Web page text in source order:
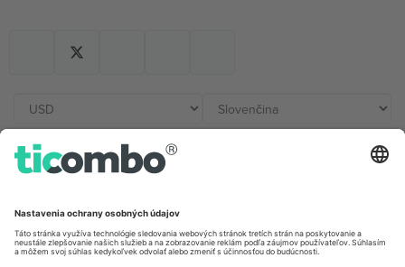
Kancelárie Ticombo
Germany
Unter den Linden 24, 10117
Berlin, Germany
167 City Road, London, Greater
London, EC1V 1AW, United